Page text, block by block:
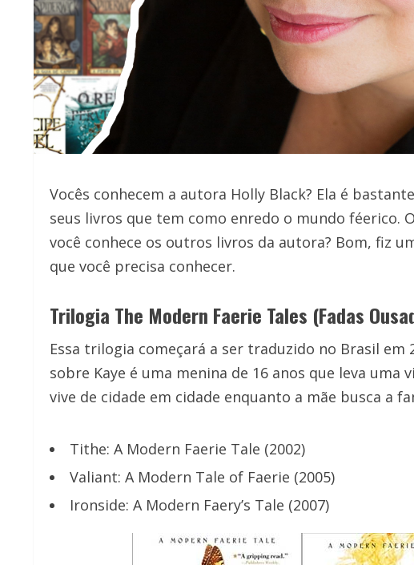
Vocês conhecem a autora Holly Black? Ela é
seus livros que tem como enredo o mundo féerico.
você conhece os outros livros da autora? Bom, fiz
que você precisa conhecer.
Trilogia The Modern Faerie Tales (Fadas
Essa trilogia começará a ser traduzido no Brasil em
sobre Kaye é uma menina de 16 anos que leva uma
vive de cidade em cidade enquanto a mãe busca a
Tithe: A Modern Faerie Tale (2002)
Valiant: A Modern Tale of Faerie (2005)
Ironside: A Modern Faery’s Tale (2007)